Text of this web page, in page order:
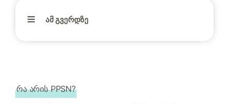
ამ გვერდზე
რა არის PPSN?